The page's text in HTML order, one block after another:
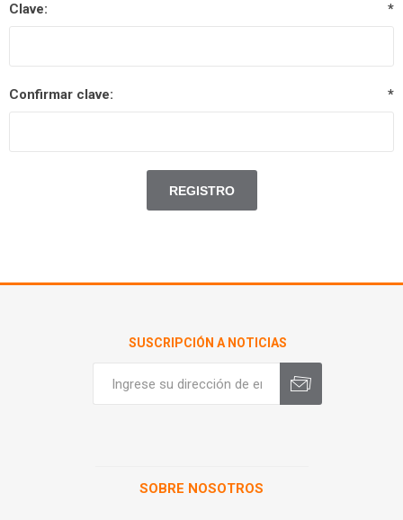
Clave: *
Confirmar clave: *
SUSCRIPCIÓN A NOTICIAS
SOBRE NOSOTROS